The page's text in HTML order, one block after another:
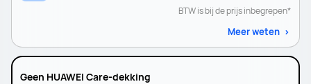
BTW is bij de prijs inbegrepen*
Meer weten
Geen HUAWEI Care-dekking